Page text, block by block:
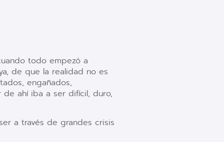
todo empezó a
de que la realidad no es
engañados,
ahí iba a ser difícil, duro,
a través de grandes crisis